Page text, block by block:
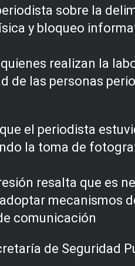
sobre la
y bloqueo
realizan la
de las personas
el periodista
la toma de
resalta que es
mecanismos
comunicación
de Seguridad